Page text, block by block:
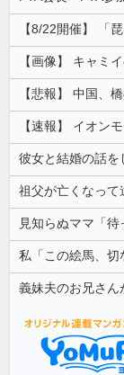
【速報】 イオン
彼女と結婚の話を